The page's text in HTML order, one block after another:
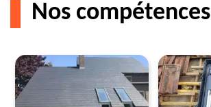
Nos compétences